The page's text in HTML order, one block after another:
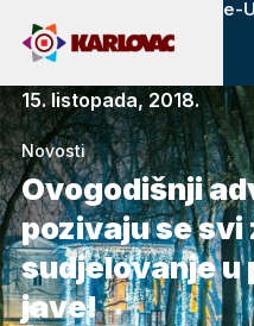
e-
15. listopada, 2018.
Novosti
Ovogodišnji
pozivaju se
sudjelovanje u
jave!